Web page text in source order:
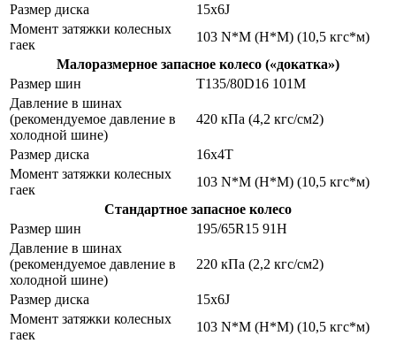
Размер диска
15х6J
Момент затяжки колесных
гаек
103 N*M (Н*М) (10,5 кгс*м)
Малоразмерное запасное колесо («докатка»)
Размер шин
Т135/80D16 101М
Давление в шинах
(рекомендуемое давление в
холодной шине)
420 кПа (4,2 кгс/см2)
Размер диска
16х4Т
Момент затяжки колесных
гаек
103 N*M (Н*М) (10,5 кгс*м)
Стандартное запасное колесо
Размер шин
195/65R15 91H
Давление в шинах
(рекомендуемое давление в
холодной шине)
220 кПа (2,2 кгс/см2)
Размер диска
15х6J
Момент затяжки колесных
гаек
103 N*M (Н*М) (10,5 кгс*м)